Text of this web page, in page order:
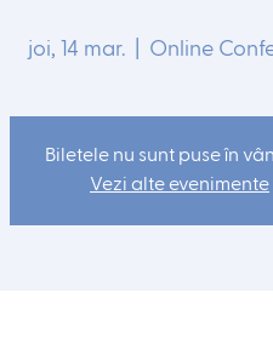
joi, 14 mar.
  |
Online
Biletele nu sunt puse în
Vezi alte evenimente